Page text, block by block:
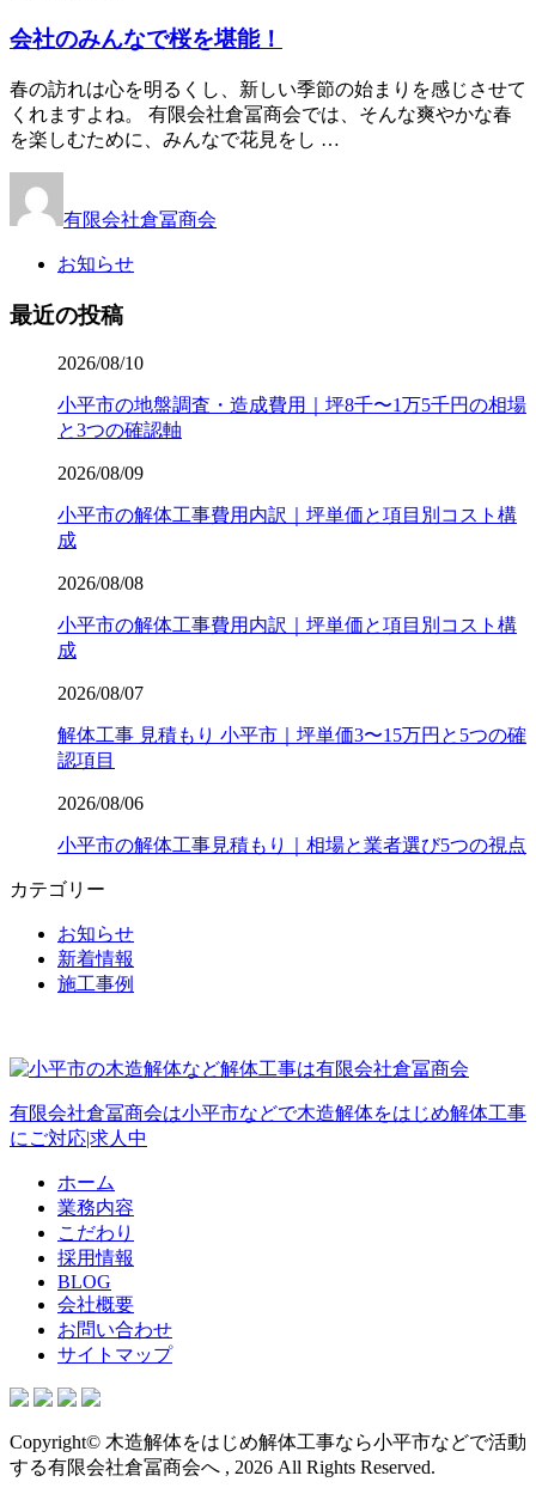
会社のみんなで桜を堪能！
春の訪れは心を明るくし、新しい季節の始まりを感じさせて
くれますよね。 有限会社倉冨商会では、そんな爽やかな春
を楽しむために、みんなで花見をし …
有限会社倉冨商会
お知らせ
最近の投稿
2026/08/10
小平市の地盤調査・造成費用｜坪8千〜1万5千円の相場
と3つの確認軸
2026/08/09
小平市の解体工事費用内訳｜坪単価と項目別コスト構
成
2026/08/08
小平市の解体工事費用内訳｜坪単価と項目別コスト構
成
2026/08/07
解体工事 見積もり 小平市｜坪単価3〜15万円と5つの確
認項目
2026/08/06
小平市の解体工事見積もり｜相場と業者選び5つの視点
カテゴリー
お知らせ
新着情報
施工事例
有限会社倉冨商会は小平市などで木造解体をはじめ解体工事
にご対応|求人中
ホーム
業務内容
こだわり
採用情報
BLOG
会社概要
お問い合わせ
サイトマップ
Copyright© 木造解体をはじめ解体工事なら小平市などで活動
する有限会社倉冨商会へ , 2026 All Rights Reserved.